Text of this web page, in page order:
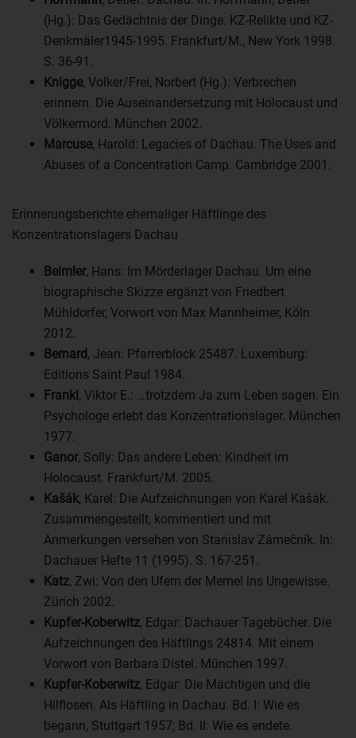
(Hg.): Das Gedächtnis der Dinge. KZ-Relikte und KZ-
Denkmäler1945-1995. Frankfurt/M., New York 1998.
S. 36-91.
Knigge, Volker/Frei, Norbert (Hg.): Verbrechen
erinnern. Die Auseinandersetzung mit Holocaust und
Völkermord. München 2002.
Marcuse, Harold: Legacies of Dachau. The Uses and
Abuses of a Concentration Camp. Cambridge 2001.
Erinnerungsberichte ehemaliger Häftlinge des
Konzentrationslagers Dachau
Beimler, Hans: Im Mörderlager Dachau. Um eine
biographische Skizze ergänzt von Friedbert
Mühldorfer, Vorwort von Max Mannheimer, Köln
2012.
Bernard , Jean: Pfarrerblock 25487. Luxemburg:
Editions Saint Paul 1984.
Frankl , Viktor E.: …trotzdem Ja zum Leben sagen. Ein
Psychologe erlebt das Konzentrationslager. München
1977.
Ganor, Solly: Das andere Leben: Kindheit im
Holocaust. Frankfurt/M. 2005.
Kašák, Karel: Die Aufzeichnungen von Karel Kašák.
Zusammengestellt, kommentiert und mit
Anmerkungen versehen von Stanislav Zámečník. In:
Dachauer Hefte 11 (1995). S. 167-251.
Katz, Zwi: Von den Ufern der Memel ins Ungewisse.
Zürich 2002.
Kupfer-Koberwitz, Edgar: Dachauer Tagebücher. Die
Aufzeichnungen des Häftlings 24814. Mit einem
Vorwort von Barbara Distel. München 1997.
Kupfer-Koberwitz, Edgar: Die Mächtigen und die
Hilflosen. Als Häftling in Dachau. Bd. I: Wie es
begann, Stuttgart 1957; Bd. II: Wie es endete.